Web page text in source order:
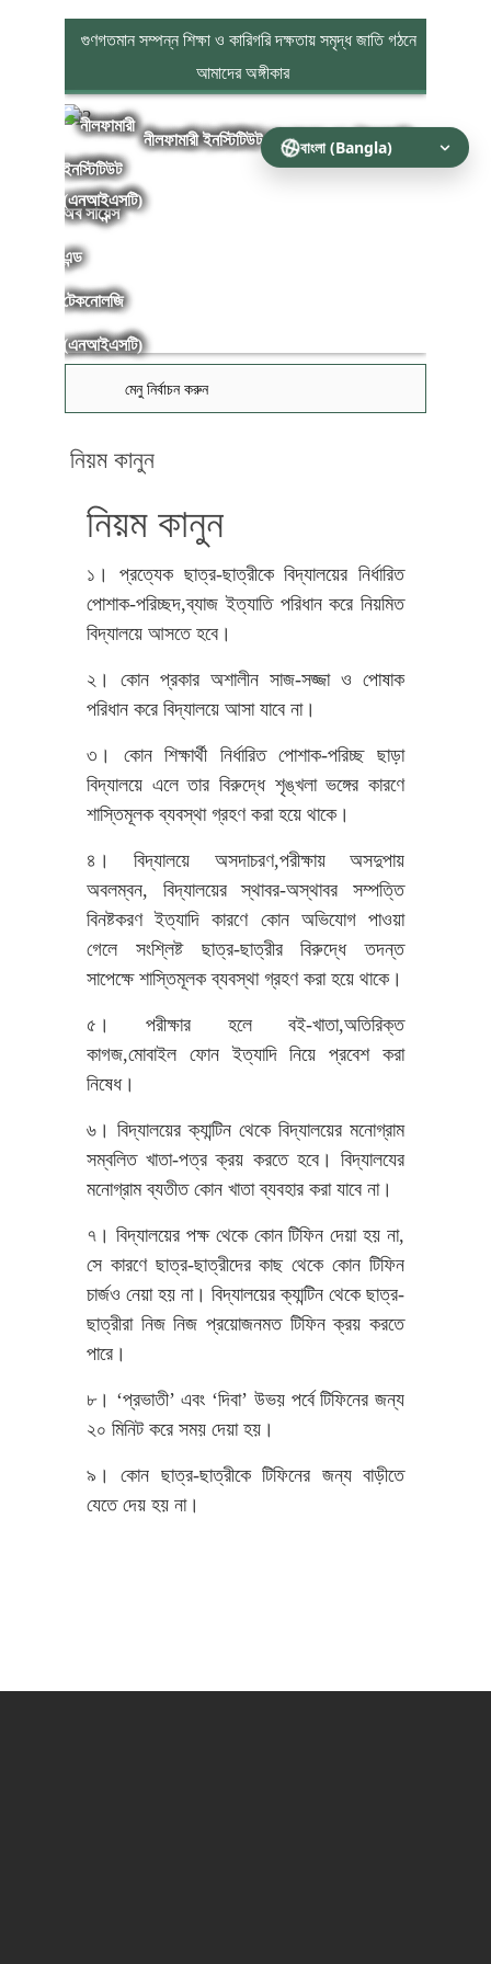
গুণগতমান সম্পন্ন শিক্ষা ও কারিগরি দক্ষতায় সমৃদ্ধ জাতি গঠনে
আমাদের অঙ্গীকার
নীলফামারী ইনস্টিটিউট অব সায়েন্স এন্ড টেকনোলজি
(এনআইএসটি)
মেনু নির্বাচন করুন
নিয়ম কানুন
নিয়ম কানুন
১। প্রত্যেক ছাত্র-ছাত্রীকে বিদ্যালয়ের নির্ধারিত
পোশাক-পরিচ্ছদ,ব্যাজ ইত্যাতি পরিধান করে নিয়মিত
বিদ্যালয়ে আসতে হবে।
২। কোন প্রকার অশালীন সাজ-সজ্জা ও পোষাক
পরিধান করে বিদ্যালয়ে আসা যাবে না।
৩। কোন শিক্ষার্থী নির্ধারিত পোশাক-পরিচ্ছ ছাড়া
বিদ্যালয়ে এলে তার বিরুদ্ধে শৃঙ্খলা ভঙ্গের কারণে
শাস্তিমূলক ব্যবস্থা গ্রহণ করা হয়ে থাকে।
৪। বিদ্যালয়ে অসদাচরণ,পরীক্ষায় অসদুপায়
অবলম্বন, বিদ্যালয়ের স্থাবর-অস্থাবর সম্পত্তি
বিনষ্টকরণ ইত্যাদি কারণে কোন অভিযোগ পাওয়া
গেলে সংশ্লিষ্ট ছাত্র-ছাত্রীর বিরুদ্ধে তদন্ত
সাপেক্ষে শাস্তিমূলক ব্যবস্থা গ্রহণ করা হয়ে থাকে।
৫। পরীক্ষার হলে বই-খাতা,অতিরিক্ত
কাগজ,মোবাইল ফোন ইত্যাদি নিয়ে প্রবেশ করা
নিষেধ।
৬। বিদ্যালয়ের ক্যান্টিন থেকে বিদ্যালয়ের মনোগ্রাম
সম্বলিত খাতা-পত্র ক্রয় করতে হবে। বিদ্যালযের
মনোগ্রাম ব্যতীত কোন খাতা ব্যবহার করা যাবে না।
৭। বিদ্যালয়ের পক্ষ থেকে কোন টিফিন দেয়া হয় না,
সে কারণে ছাত্র-ছাত্রীদের কাছ থেকে কোন টিফিন
চার্জও নেয়া হয় না। বিদ্যালয়ের ক্যান্টিন থেকে ছাত্র-
ছাত্রীরা নিজ নিজ প্রয়োজনমত টিফিন ক্রয় করতে
পারে।
৮। ‘প্রভাতী’ এবং ‘দিবা’ উভয় পর্বে টিফিনের জন্য
২০ মিনিট করে সময় দেয়া হয়।
৯। কোন ছাত্র-ছাত্রীকে টিফিনের জন্য বাড়ীতে
যেতে দেয় হয় না।